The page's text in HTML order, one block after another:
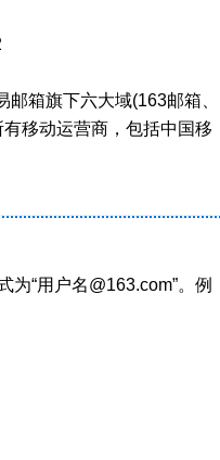
箱旗下六大域(163邮箱、
移动运营商，包括中国移
为“用户名@163.com”。例